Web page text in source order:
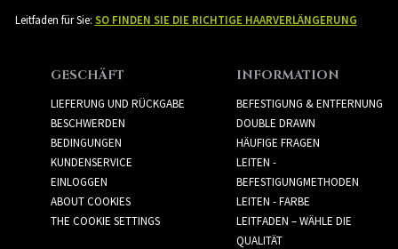
Leitfaden für Sie: SO FINDEN SIE DIE RICHTIGE HAARVERLÄNGERUNG
GESCHÄFT
LIEFERUNG UND RÜCKGABE
BESCHWERDEN
BEDINGUNGEN
KUNDENSERVICE
EINLOGGEN
ABOUT COOKIES
THE COOKIE SETTINGS
INFORMATION
BEFESTIGUNG & ENTFERNUNG
DOUBLE DRAWN
HÄUFIGE FRAGEN
LEITEN -
BEFESTIGUNGMETHODEN
LEITEN - FARBE
LEITFADEN – WÄHLE DIE
QUALITÄT